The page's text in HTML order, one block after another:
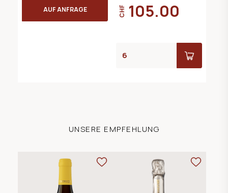
AUF ANFRAGE CHF 105.00
UNSERE EMPFEHLUNG